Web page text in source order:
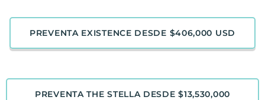
PREVENTA EXISTENCE DESDE $406,000 USD
PREVENTA THE STELLA DESDE $13,530,000